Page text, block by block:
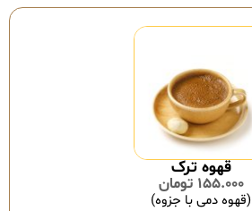
‎قهوه ترک
155.000 تومان
(قهوه دمی با جزوه)